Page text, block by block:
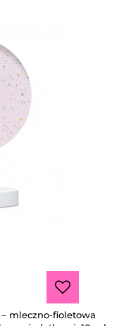
– mleczno-fioletowa